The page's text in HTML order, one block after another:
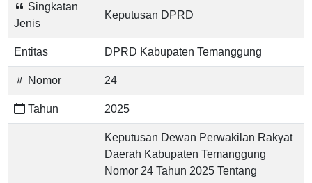
Singkatan
Jenis
Keputusan DPRD
Entitas DPRD Kabupaten Temanggung
Nomor 24
Tahun 2025
Keputusan Dewan Perwakilan Rakyat
Daerah Kabupaten Temanggung
Nomor 24 Tahun 2025 Tentang